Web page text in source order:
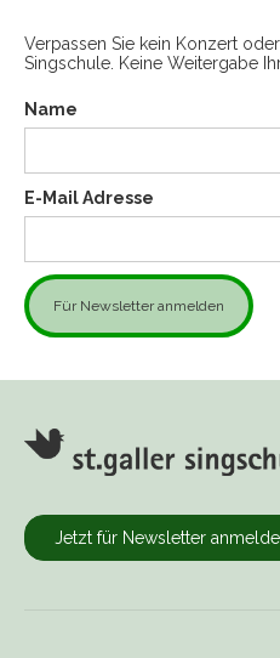
Verpassen Sie kein Konzert
Singschule. Keine Weitergabe
Name
E-Mail Adresse
Jetzt für Newsletter